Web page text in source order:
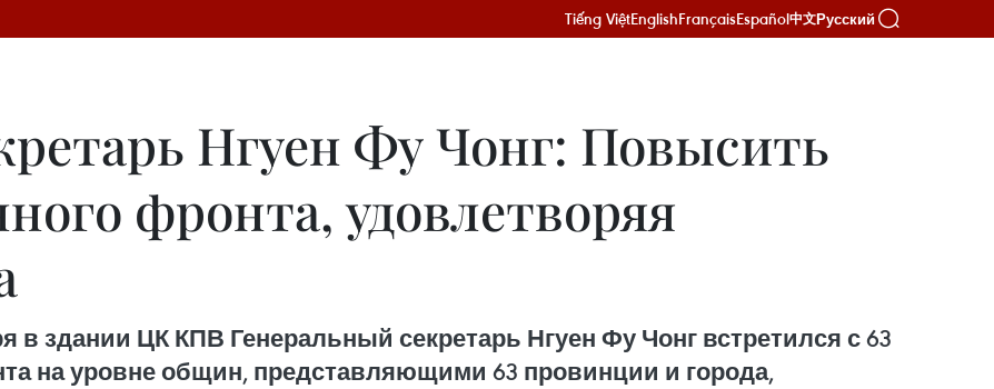
Tiếng ViệtEnglishFrançaisEspañol中文Русский
Нгуен Фу Чонг: Повысить
фронта, удовлетворяя
в здании ЦК КПВ Генеральный секретарь Нгуен Фу Чонг встретился с 63
на уровне общин, представляющими 63 провинции и города,